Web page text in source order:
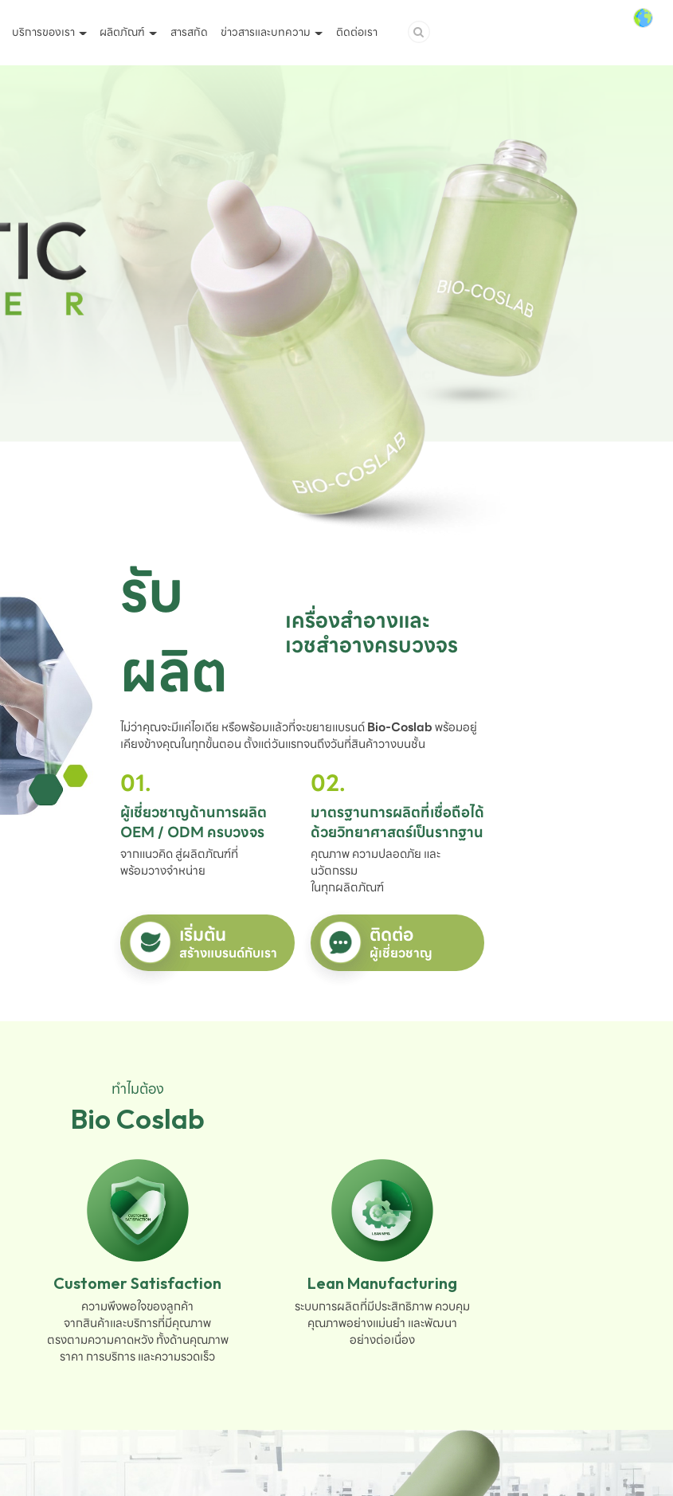
บริการของเรา ผลิตภัณฑ์ สารสกัด ข่าวสารและบทความ ติดต่อเรา
รับ
ผลิต
เครื่องสำอางและ
เวชสำอางครบวงจร
ไม่ว่าคุณจะมีแค่ไอเดีย หรือพร้อมแล้วที่จะขยายแบรนด์ Bio-Coslab พร้อมอยู่
เคียงข้างคุณในทุกขั้นตอน ตั้งแต่วันแรกจนถึงวันที่สินค้าวางบนชั้น
01.
ผู้เชี่ยวชาญด้านการผลิต
OEM / ODM ครบวงจร
จากแนวคิด สู่ผลิตภัณฑ์ที่
พร้อมวางจำหน่าย
02.
มาตรฐานการผลิตที่เชื่อถือได้
ด้วยวิทยาศาสตร์เป็นรากฐาน
คุณภาพ ความปลอดภัย และ
นวัตกรรม
ในทุกผลิตภัณฑ์
เริ่มต้น
สร้างแบรนด์กับเรา
ติดต่อ
ผู้เชี่ยวชาญ
ทำไมต้อง
Bio Coslab
Customer Satisfaction
ความพึงพอใจของลูกค้า
จากสินค้าและบริการที่มีคุณภาพ
ตรงตามความคาดหวัง ทั้งด้านคุณภาพ
ราคา การบริการ และความรวดเร็ว
Lean Manufacturing
ระบบการผลิตที่มีประสิทธิภาพ ควบคุม
คุณภาพอย่างแม่นยำ และพัฒนา
อย่างต่อเนื่อง